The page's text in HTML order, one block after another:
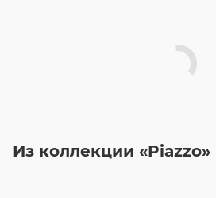
Из коллекции «Piazzo»